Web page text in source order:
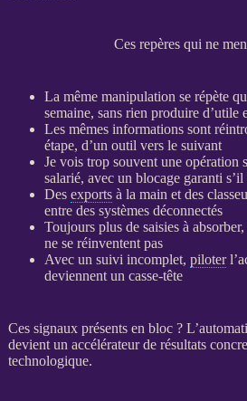
Ces repères qui ne
La même manipulation se répète
semaine, sans rien produire d’utile
Les mêmes informations sont
étape, d’un outil vers le suivant
Je vois trop souvent une opération
salarié, avec un blocage garanti s’il
Des exportsà la main et des
entre des systèmes déconnectés
Toujours plus de saisies à
ne se réinventent pas
Avec un suivi incomplet, piloter
deviennent un casse-tête
Ces signaux présents en bloc ? L’
devient un accélérateur de résultats
technologique.